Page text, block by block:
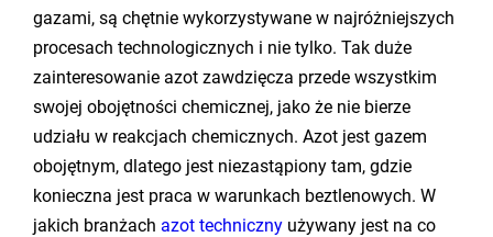
gazami, są chętnie wykorzystywane w najróżniejszych
procesach technologicznych i nie tylko. Tak duże
zainteresowanie azot zawdzięcza przede wszystkim
swojej obojętności chemicznej, jako że nie bierze
udziału w reakcjach chemicznych. Azot jest gazem
obojętnym, dlatego jest niezastąpiony tam, gdzie
konieczna jest praca w warunkach beztlenowych. W
jakich branżach azot techniczny używany jest na co